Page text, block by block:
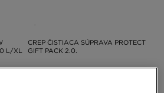
L/XL
CREP ČISTIACA SÚPRAVA PROTECT
GIFT PACK 2.0.
45,00 €